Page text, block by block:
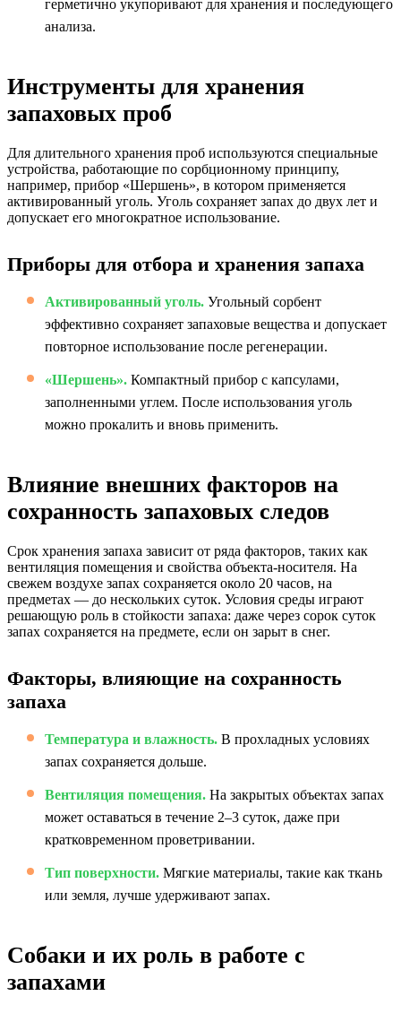
герметично укупоривают для хранения и последующего
анализа.
Инструменты для хранения
запаховых проб
Для длительного хранения проб используются специальные
устройства, работающие по сорбционному принципу,
например, прибор «Шершень», в котором применяется
активированный уголь. Уголь сохраняет запах до двух лет и
допускает его многократное использование.
Приборы для отбора и хранения запаха
Активированный уголь. Угольный сорбент
эффективно сохраняет запаховые вещества и допускает
повторное использование после регенерации.
«Шершень». Компактный прибор с капсулами,
заполненными углем. После использования уголь
можно прокалить и вновь применить.
Влияние внешних факторов на
сохранность запаховых следов
Срок хранения запаха зависит от ряда факторов, таких как
вентиляция помещения и свойства объекта-носителя. На
свежем воздухе запах сохраняется около 20 часов, на
предметах — до нескольких суток. Условия среды играют
решающую роль в стойкости запаха: даже через сорок суток
запах сохраняется на предмете, если он зарыт в снег.
Факторы, влияющие на сохранность
запаха
Температура и влажность. В прохладных условиях
запах сохраняется дольше.
Вентиляция помещения. На закрытых объектах запах
может оставаться в течение 2–3 суток, даже при
кратковременном проветривании.
Тип поверхности. Мягкие материалы, такие как ткань
или земля, лучше удерживают запах.
Собаки и их роль в работе с
запахами